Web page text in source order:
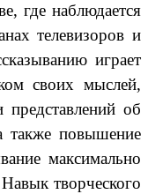
где наблюдается
телевизоров и
играет
своих мыслей,
об
также повышение
максимально
творческого